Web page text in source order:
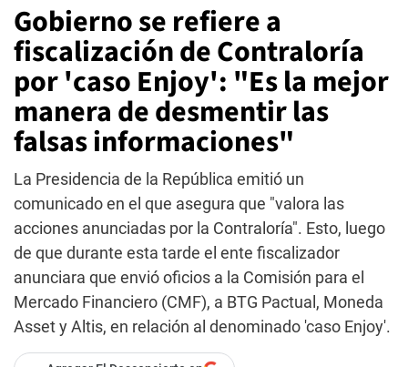
Gobierno se refiere a
fiscalización de Contraloría
por 'caso Enjoy': "Es la mejor
manera de desmentir las
falsas informaciones"
La Presidencia de la República emitió un
comunicado en el que asegura que "valora las
acciones anunciadas por la Contraloría". Esto, luego
de que durante esta tarde el ente fiscalizador
anunciara que envió oficios a la Comisión para el
Mercado Financiero (CMF), a BTG Pactual, Moneda
Asset y Altis, en relación al denominado 'caso Enjoy'.